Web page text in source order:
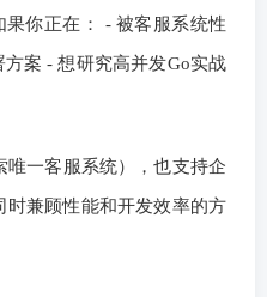
你正在： - 被客服系统性
案 - 想研究高并发Go实战
唯一客服系统），也支持企
时兼顾性能和开发效率的方